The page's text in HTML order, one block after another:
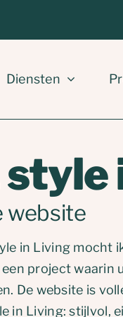
Diensten
style
website
in Living mocht
een project
De website is
in Living: stijlvol,